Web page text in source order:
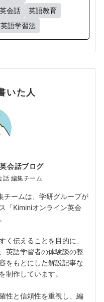
会話
英語教育
英語学習法
いた人
会話ブログ
話 編集チーム
チームは、学研グループが
「Kiminiオンライン英会
く伝えることを目的に、
英語学習者の体験談の整
をもとにした解説記事な
制作しています。
性と信頼性を重視し、編